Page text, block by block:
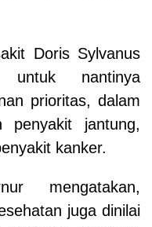
Doris Sylvanus
untuk nantinya
prioritas, dalam
penyakit jantung,
kanker.
mengatakan,
juga dinilai